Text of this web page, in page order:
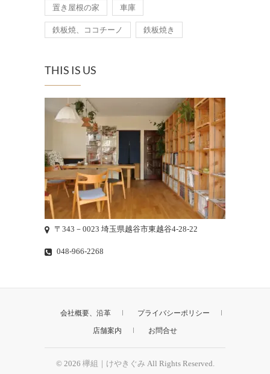
置き屋根の家 車庫
鉄板焼、ココチーノ 鉄板焼き
THIS IS US
〒343－0023 埼玉県越谷市東越谷4-28-22
048-966-2268
会社概要、沿革 プライバシーポリシー
店舗案内 お問合せ
© 2026 欅組｜けやきぐみ All Rights Reserved.